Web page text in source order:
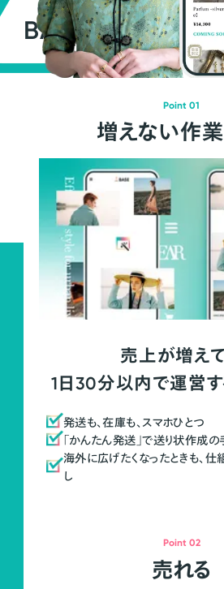
BASEが強い3つ
Point 01
増えない作
売上が増え
1日30分以内で運営
発送も、在庫も、スマホひとつ
「かんたん発送」で送り状作成の
海外に広げたくなったときも、
し
Point 02
売れる